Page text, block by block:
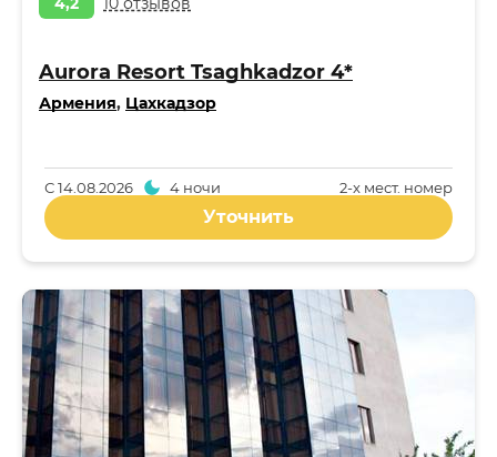
Aurora Resort Tsaghkadzor 4*
Армения, Цахкадзор
2-x мест. номер
С14.08.2026 4 ночи
Уточнить